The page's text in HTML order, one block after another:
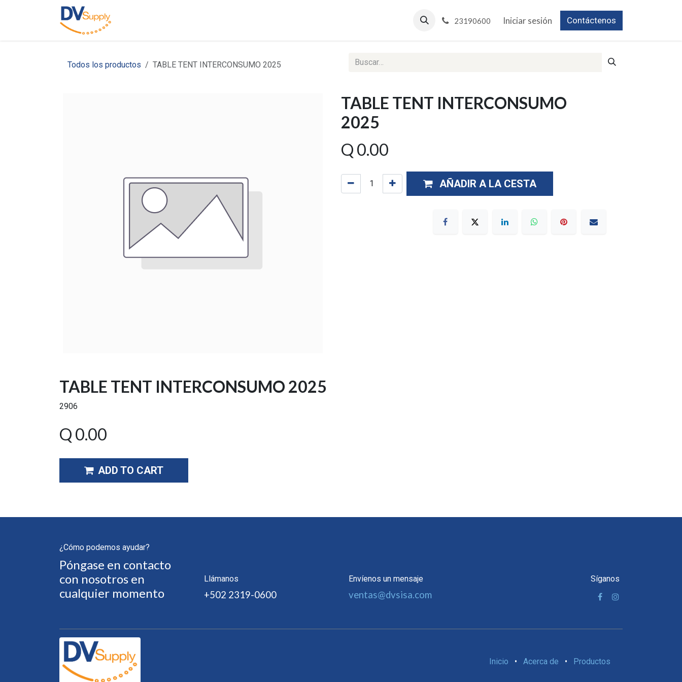
Reportes Web 23190600 Iniciar sesión Contáctenos
Todos los productos TABLE TENT INTERCONSUMO 2025
TABLE TENT INTERCONSUMO
2025
Q 0.00
AÑADIR A LA CESTA
TABLE TENT INTERCONSUMO 2025
2906
Q 0.00
ADD TO CART
¿Cómo podemos ayudar?
Póngase en contacto
con nosotros en
cualquier momento
Llámanos
+502 2319-0600
Envíenos un mensaje
ventas@dvsisa.com
Síganos
Inicio • Acerca de • Productos